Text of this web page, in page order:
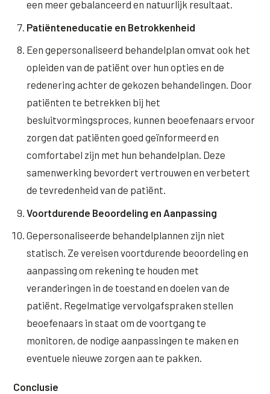
een meer gebalanceerd en natuurlijk resultaat.
Patiënteneducatie en Betrokkenheid
Een gepersonaliseerd behandelplan omvat ook het
opleiden van de patiënt over hun opties en de
redenering achter de gekozen behandelingen. Door
patiënten te betrekken bij het
besluitvormingsproces, kunnen beoefenaars ervoor
zorgen dat patiënten goed geïnformeerd en
comfortabel zijn met hun behandelplan. Deze
samenwerking bevordert vertrouwen en verbetert
de tevredenheid van de patiënt.
Voortdurende Beoordeling en Aanpassing
Gepersonaliseerde behandelplannen zijn niet
statisch. Ze vereisen voortdurende beoordeling en
aanpassing om rekening te houden met
veranderingen in de toestand en doelen van de
patiënt. Regelmatige vervolgafspraken stellen
beoefenaars in staat om de voortgang te
monitoren, de nodige aanpassingen te maken en
eventuele nieuwe zorgen aan te pakken.
Conclusie